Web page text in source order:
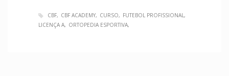
CBF CBF ACADEMY CURSO
FUTEBOL PROFISSIONAL
LICENÇA A
ORTOPEDIA ESPORTIVA